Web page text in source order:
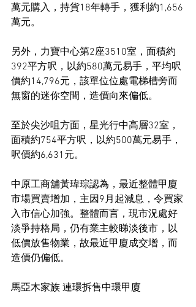
萬元購入，持貨18年轉手，獲利約1,656
萬元。
另外，力寶中心第2座3510室，面積約
392平方呎，以約580萬元易手，平均呎
價約14,796元，該單位位處電梯槽旁而
無窗的迷你空間，造價向來偏低。
至於尖沙咀方面，星光行中高層32室，
面積約754平方呎，以約500萬元易手，
呎價約6,631元。
中原工商舖黃瑋琮認為，最近整體甲廈
市場買賣增加，主因9月起減息，令買家
入市信心加強。整體而言，現市況處好
淡爭持格局，仍有業主較睇淡後市，以
低價放售物業，故最近甲廈成交增，而
造價仍偏低。
馬亞木家族 連環拆售中環甲廈